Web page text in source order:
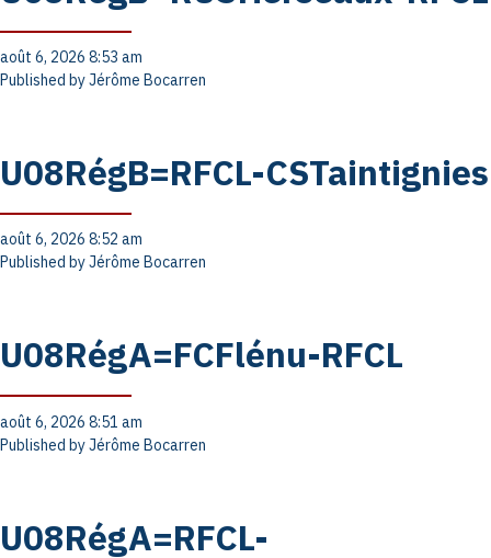
août 6, 2026 8:53 am
Published byJérôme Bocarren
U08RégB=RFCL-CSTaintignies
août 6, 2026 8:52 am
Published byJérôme Bocarren
U08RégA=FCFlénu-RFCL
août 6, 2026 8:51 am
Published byJérôme Bocarren
U08RégA=RFCL-